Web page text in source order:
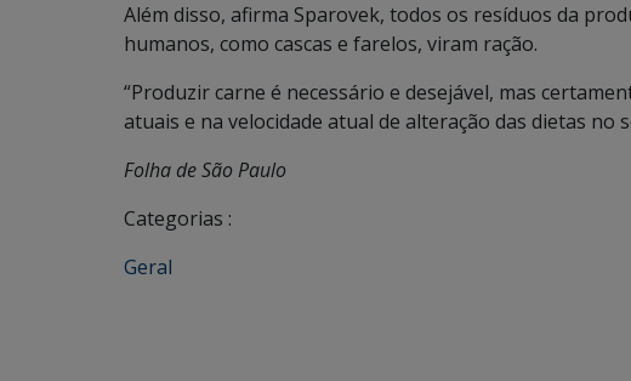
Além disso, afirma Sparovek, todos os resíduos da
humanos, como cascas e farelos, viram ração.
“Produzir carne é necessário e desejável, mas
atuais e na velocidade atual de alteração das dietas no
Folha de São Paulo
Categorias :
Geral